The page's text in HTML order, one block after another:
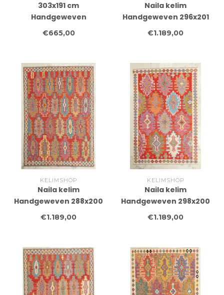
303x191 cm
Handgeweven
Traditionele Kelim
€665,00
Naila kelim
Handgeweven 296x201
cm Traditional Kelim
€1.189,00
KELIMSHOP
Naila kelim
Handgeweven 288x200
cm Traditional Kelim
Tapijt Wol
€1.189,00
KELIMSHOP
Naila kelim
Handgeweven 298x200
cm Traditional Kelim
Tapijt Wol
€1.189,00